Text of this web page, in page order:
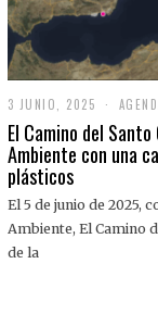
3 JUNIO, 2025
J
U
N
,
0
El Camino del
Ambiente con una
plásticos
El 5 de junio de 2025,
Ambiente, El Camino
de la